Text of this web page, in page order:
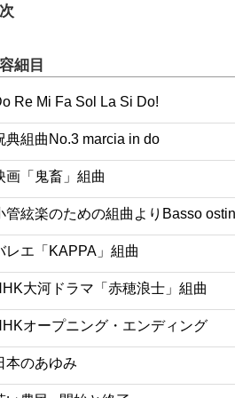
細目
Re Mi Fa Sol La Si Do!
典組曲No.3 marcia in do
画「鬼畜」組曲
管絃楽のための組曲よりBasso
レエ「KAPPA」組曲
大河ドラマ「赤穂浪士」組曲
オープニング・エンディング
本のあゆみ